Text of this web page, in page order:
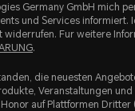
Germany GmbH mich
und Services informiert.
widerrufen. Fur weitere
.
die neuesten
Veranstaltungen und
auf Plattformen Dritter